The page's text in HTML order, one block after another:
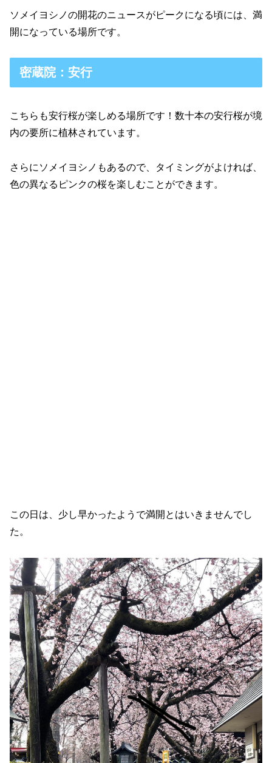
ソメイヨシノの開花のニュースがピークになる頃には、満
開になっている場所です。
密蔵院：安行
こちらも安行桜が楽しめる場所です！数十本の安行桜が境
内の要所に植林されています。
さらにソメイヨシノもあるので、タイミングがよければ、
色の異なるピンクの桜を楽しむことができます。
この日は、少し早かったようで満開とはいきませんでし
た。